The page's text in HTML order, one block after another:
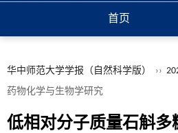
首页
华中师范大学学报（自然科学版） ››
药物化学与生物学研究
低相对分子质量石斛